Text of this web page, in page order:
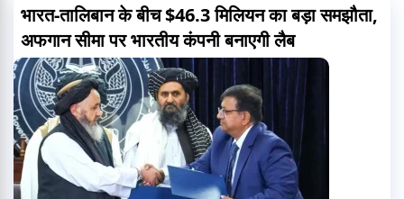
भारत-तालिबान के बीच $46.3 मिलियन का बड़ा समझौता,
अफगान सीमा पर भारतीय कंपनी बनाएगी लैब